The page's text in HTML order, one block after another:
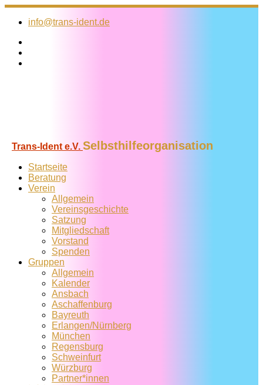
Zum
Inhalt
info@trans-ident.de
Trans-Ident e.V. Selbsthilfeorganisation
Startseite
Beratung
Verein
Allgemein
Vereins­geschichte
Satzung
Mitglied­schaft
Vorstand
Spenden
Gruppen
Allgemein
Kalender
Ansbach
Aschaffenburg
Bayreuth
Erlangen/Nürnberg
München
Regensburg
Schweinfurt
Würzburg
Partner*innen